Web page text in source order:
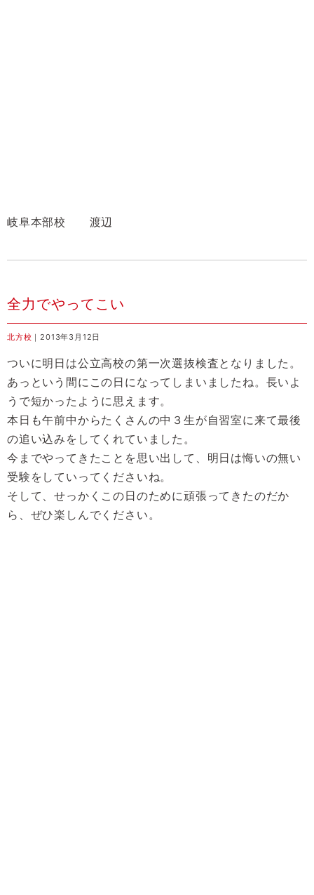
岐阜本部校 渡辺
全力でやってこい
北方校 ｜2013年3月12日
ついに明日は公立高校の第一次選抜検査となりました。
あっという間にこの日になってしまいましたね。長いよ
うで短かったように思えます。
本日も午前中からたくさんの中３生が自習室に来て最後
の追い込みをしてくれていました。
今までやってきたことを思い出して、明日は悔いの無い
受験をしていってくださいね。
そして、せっかくこの日のために頑張ってきたのだか
ら、ぜひ楽しんでください。